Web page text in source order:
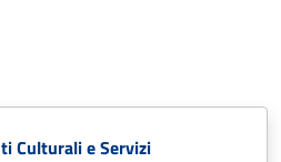
Culturali e Servizi